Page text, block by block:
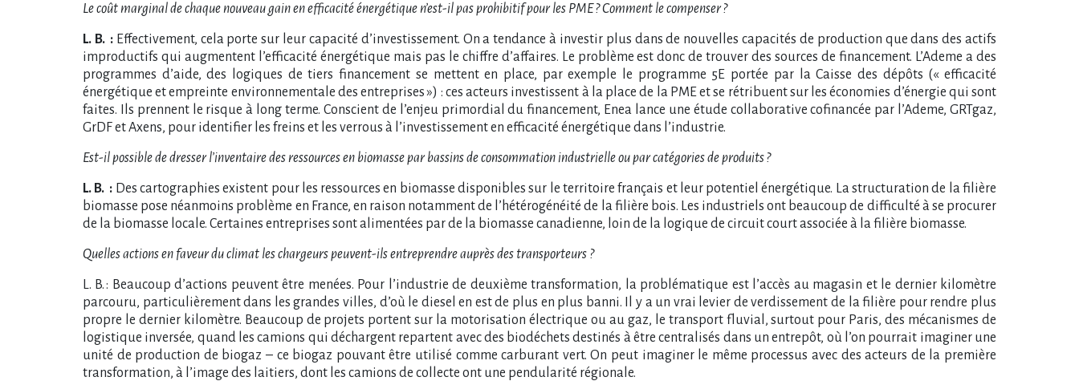
Le coût marginal de chaque nouveau gain en efficacité énergétique n’est-il pas prohibitif pour les PME ? Comment le compenser ?
L. B. :Effectivement, cela porte sur leur capacité d’investissement. On a tendance à investir plus dans de nouvelles capacités de production que dans des actifs
improductifs qui augmentent l’efficacité énergétique mais pas le chiffre d’affaires. Le problème est donc de trouver des sources de financement. L’Ademe a des
programmes d’aide, des logiques de tiers financement se mettent en place, par exemple le programme 5E portée par la Caisse des dépôts (« efficacité
énergétique et empreinte environnementale des entreprises ») : ces acteurs investissent à la place de la PME et se rétribuent sur les économies d’énergie qui sont
faites. Ils prennent le risque à long terme. Conscient de l’enjeu primordial du financement, Enea lance une étude collaborative cofinancée par l’Ademe, GRTgaz,
GrDF et Axens, pour identifier les freins et les verrous à l’investissement en efficacité énergétique dans l’industrie.
Est-il possible de dresser l’inventaire des ressources en biomasse par bassins de consommation industrielle ou par catégories de produits ?
L. B. : Des cartographies existent pour les ressources en biomasse disponibles sur le territoire français et leur potentiel énergétique. La structuration de la filière
biomasse pose néanmoins problème en France, en raison notamment de l’hétérogénéité de la filière bois. Les industriels ont beaucoup de difficulté à se procurer
de la biomasse locale. Certaines entreprises sont alimentées par de la biomasse canadienne, loin de la logique de circuit court associée à la filière biomasse.
Quelles actions en faveur du climat les chargeurs peuvent-ils entreprendre auprès des transporteurs ?
L. B. : Beaucoup d’actions peuvent être menées. Pour l’industrie de deuxième transformation, la problématique est l’accès au magasin et le dernier kilomètre
parcouru, particulièrement dans les grandes villes, d’où le diesel en est de plus en plus banni. Il y a un vrai levier de verdissement de la filière pour rendre plus
propre le dernier kilomètre. Beaucoup de projets portent sur la motorisation électrique ou au gaz, le transport fluvial, surtout pour Paris, des mécanismes de
logistique inversée, quand les camions qui déchargent repartent avec des biodéchets destinés à être centralisés dans un entrepôt, où l’on pourrait imaginer une
unité de production de biogaz – ce biogaz pouvant être utilisé comme carburant vert. On peut imaginer le même processus avec des acteurs de la première
transformation, à l’image des laitiers, dont les camions de collecte ont une pendularité régionale.